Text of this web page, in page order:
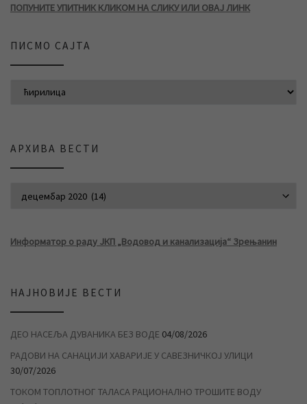
ПОПУНИТЕ УПИТНИК КЛИКОМ НА СЛИКУ ИЛИ ОВАЈ ЛИНК
ПИСМО САЈТА
АРХИВА ВЕСТИ
Информатор о раду ЈКП „Водовод и канализација“ Зрењанин
НАЈНОВИЈЕ ВЕСТИ
ДЕО НАСЕЉА ДУВАНИКА БЕЗ ВОДЕ 04/08/2026
РАДОВИ НА САНАЦИЈИ ХАВАРИЈЕ У САВЕЗНИЧКОЈ УЛИЦИ
30/07/2026
ТОКОМ ТОПЛОТНОГ ТАЛАСА РАЦИОНАЛНО ТРОШИТЕ ВОДУ